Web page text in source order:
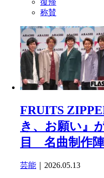
復帰
称賛
FRUITS
き、お願い』
目 名曲制作
芸能 ｜2026.05.13